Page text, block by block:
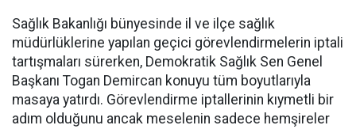
Sağlık Bakanlığı bünyesinde il ve ilçe sağlık
müdürlüklerine yapılan geçici görevlendirmelerin iptali
tartışmaları sürerken, Demokratik Sağlık Sen Genel
Başkanı Togan Demircan konuyu tüm boyutlarıyla
masaya yatırdı. Görevlendirme iptallerinin kıymetli bir
adım olduğunu ancak meselenin sadece hemşireler